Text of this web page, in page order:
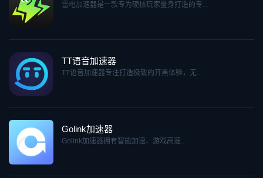
雷电加速器是一款专为硬核玩家量身打造的专...
TT语音加速器
TT语音加速器专注打造极致的开黑体验，无...
Golink加速器
Golink加速器拥有智能加速、游戏高速...